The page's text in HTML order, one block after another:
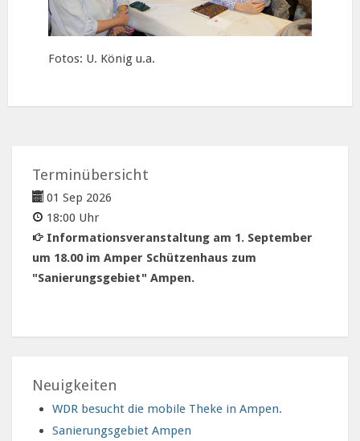
Terminübersicht
01 Sep 2026
18:00 Uhr
Informationsveranstaltung am 1. September
um 18.00 im Amper Schützenhaus zum
"Sanierungsgebiet" Ampen.
Neuigkeiten
WDR besucht die mobile Theke in Ampen.
Sanierungsgebiet Ampen
Fotos: U. König u.a.